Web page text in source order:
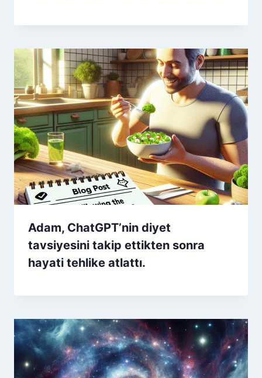
Adam, ChatGPT’nin diyet
tavsiyesini takip ettikten sonra
hayati tehlike atlattı.